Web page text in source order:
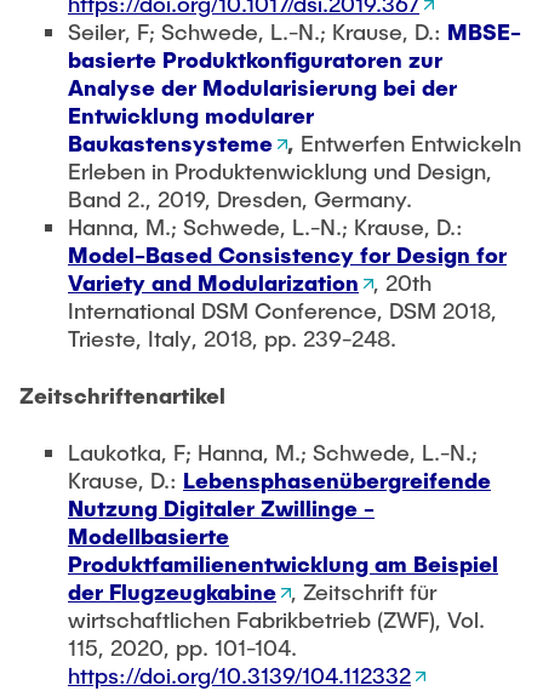
Seiler, F; Schwede, L.-N.; Krause, D.: MBSE-
basierte Produktkonfiguratoren zur
Analyse der Modularisierung bei der
Entwicklung modularer
Baukastensysteme , Entwerfen Entwickeln
Erleben in Produktenwicklung und Design,
Band 2., 2019, Dresden, Germany.
Hanna, M.; Schwede, L.-N.; Krause, D.:
Model-Based Consistency for Design for
Variety and Modularization
, 20th
International DSM Conference, DSM 2018,
Trieste, Italy, 2018, pp. 239-248.
Zeitschriftenartikel
Laukotka, F; Hanna, M.; Schwede, L.-N.;
Krause, D.: Lebensphasenübergreifende
Nutzung Digitaler Zwillinge -
Modellbasierte
Produktfamilienentwicklung am Beispiel
der Flugzeugkabine , Zeitschrift für
wirtschaftlichen Fabrikbetrieb (ZWF), Vol.
115, 2020, pp. 101-104.
https://doi.org/10.3139/104.112332